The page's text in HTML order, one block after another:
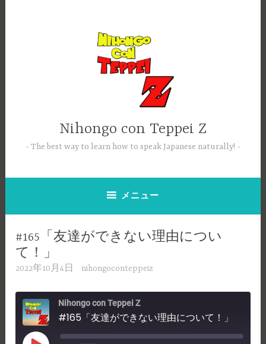
Nihongo con Teppei Z
The best way to learn how to speak Japanese naturally!
メニュー
#165「友達ができない理由につい
て！」
2022年10月4日 nihongoconteppeiz
Nihongo con Teppei Z
#165「友達ができない理由について！」